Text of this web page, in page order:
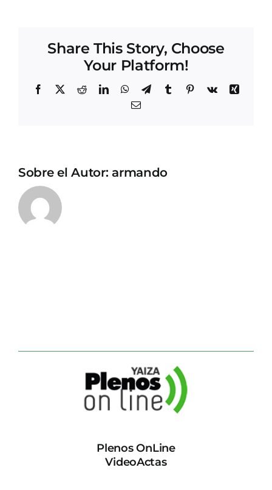
Share This Story, Choose
Your Platform!
Facebook
X RedditLinkedInWhatsApp
TelegramTumblrPinterest
Vk
Xing
Correo
Sobre el Autor: armando
Plenos OnLine
VideoActas